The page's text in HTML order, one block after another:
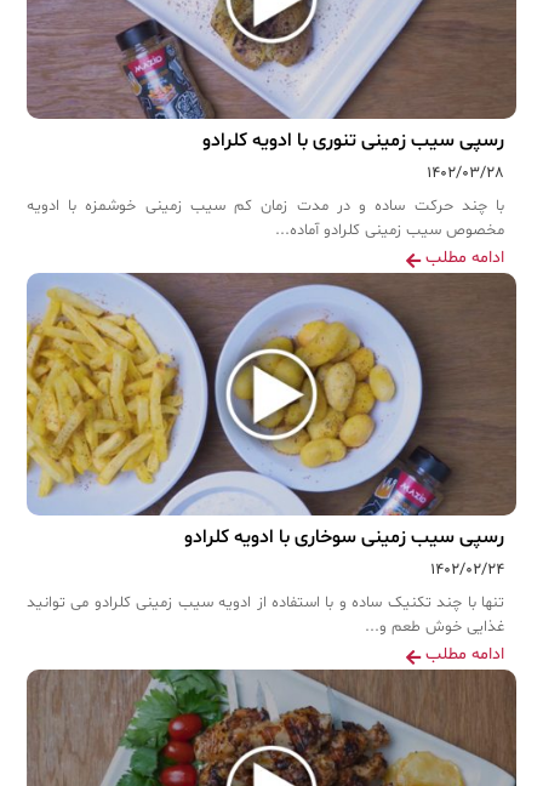
۱۴۰۲/۰۳/۲۸
رسپی سیب زمینی تنوری با ادویه کلرادو
با چند حرکت ساده و در مدت زمان کم سیب زمینی خوشمزه با ادویه
مخصوص سیب زمینی کلرادو آماده...
ادامه مطلب
۱۴۰۲/۰۲/۲۴
رسپی سیب زمینی سوخاری با ادویه کلرادو
تنها با چند تکنیک ساده و با استفاده از ادویه سیب زمینی کلرادو می توانید
غذایی خوش طعم و...
ادامه مطلب